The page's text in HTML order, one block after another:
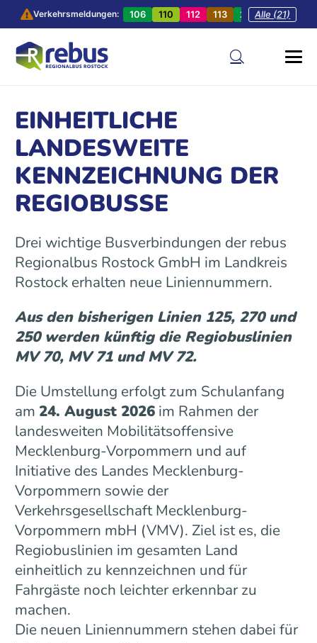
Verkehrsmeldungen: 106 110 112 113 201 202
Alle (21)
EINHEITLICHE
LANDESWEITE
KENNZEICHNUNG DER
REGIOBUSSE
Drei wichtige Busverbindungen der rebus
Regionalbus Rostock GmbH im Landkreis
Rostock erhalten neue Liniennummern.
Aus den bisherigen Linien 125, 270 und
250 werden künftig die Regiobuslinien
MV 70, MV 71 und MV 72.
Die Umstellung erfolgt zum Schulanfang
am 24. August 2026im Rahmen der
landesweiten Mobilitätsoffensive
Mecklenburg-Vorpommern und auf
Initiative des Landes Mecklenburg-
Vorpommern sowie der
Verkehrsgesellschaft Mecklenburg-
Vorpommern mbH (VMV). Ziel ist es, die
Regiobuslinien im gesamten Land
einheitlich zu kennzeichnen und für
Fahrgäste noch leichter erkennbar zu
machen.
Die neuen Liniennummern stehen dabei für